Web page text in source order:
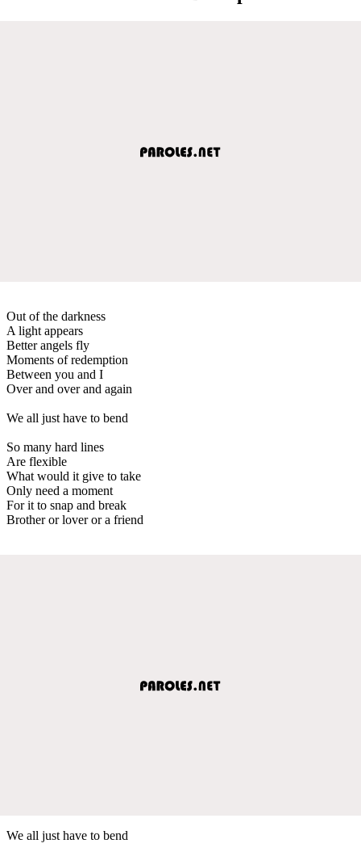
Out of the darkness
A light appears
Better angels fly
Moments of redemption
Between you and I
Over and over and again
We all just have to bend
So many hard lines
Are flexible
What would it give to take
Only need a moment
For it to snap and break
Brother or lover or a friend
We all just have to bend